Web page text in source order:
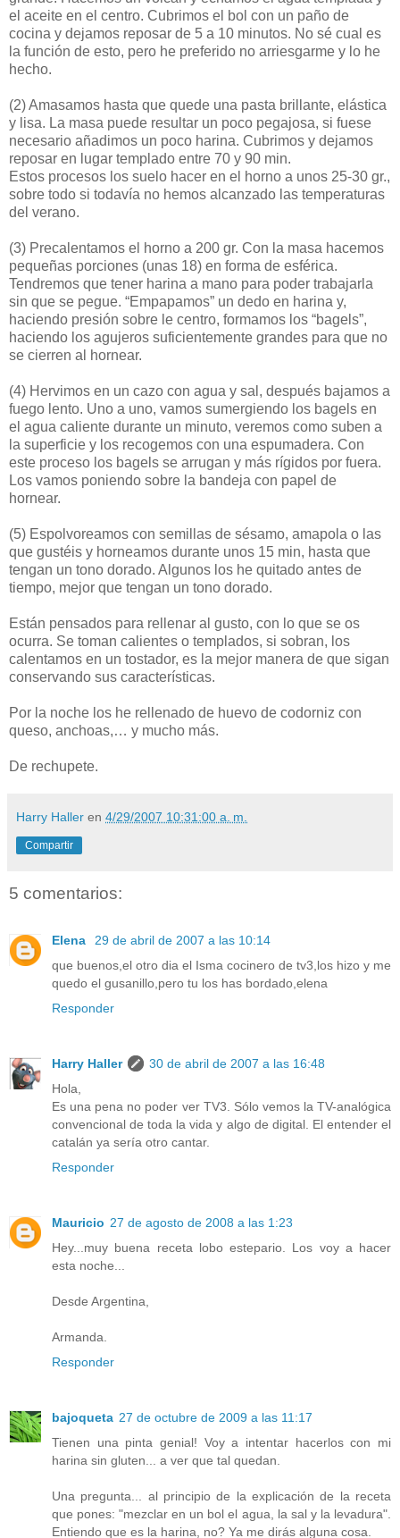
el aceite en el centro. Cubrimos el bol con un paño de
cocina y dejamos reposar de 5 a 10 minutos. No sé cual es
la función de esto, pero he preferido no arriesgarme y lo he
hecho.
(2)Amasamos hasta que quede una pasta brillante, elástica
y lisa. La masa puede resultar un poco pegajosa, si fuese
necesario añadimos un poco harina. Cubrimos y dejamos
reposar en lugar templado entre 70 y 90 min.
Estos procesos los suelo hacer en el horno a unos 25-30 gr.,
sobre todo si todavía no hemos alcanzado las temperaturas
del verano.
(3) Precalentamos el horno a 200 gr. Con la masa hacemos
pequeñas porciones (unas 18) en forma de esférica.
Tendremos que tener harina a mano para poder trabajarla
sin que se pegue. “Empapamos” un dedo en harina y,
haciendo presión sobre le centro, formamos los “bagels”,
haciendo los agujeros suficientemente grandes para que no
se cierren al hornear.
(4) Hervimos en un cazo con agua y sal, después bajamos a
fuego lento. Uno a uno, vamos sumergiendo los bagels en
el agua caliente durante un minuto, veremos como suben a
la superficie y los recogemos con una espumadera. Con
este proceso los bagels se arrugan y más rígidos por fuera.
Los vamos poniendo sobre la bandeja con papel de
hornear.
(5) Espolvoreamos con semillas de sésamo, amapola o las
que gustéis y horneamos durante unos 15 min, hasta que
tengan un tono dorado. Algunos los he quitado antes de
tiempo, mejor que tengan un tono dorado.
Están pensados para rellenar al gusto, con lo que se os
ocurra. Se toman calientes o templados, si sobran, los
calentamos en un tostador, es la mejor manera de que sigan
conservando sus características.
Por la noche los he rellenado de huevo de codorniz con
queso, anchoas,… y mucho más.
De rechupete.
Harry Haller en 4/29/2007 10:31:00 a. m.
Compartir
5 comentarios:
Elena
29 de abril de 2007 a las 10:14
que buenos,el otro dia el Isma cocinero de tv3,los hizo y me
quedo el gusanillo,pero tu los has bordado,elena
Responder
Harry Haller
30 de abril de 2007 a las 16:48
Hola,
Es una pena no poder ver TV3. Sólo vemos la TV-analógica
convencional de toda la vida y algo de digital. El entender el
catalán ya sería otro cantar.
Responder
Mauricio 27 de agosto de 2008 a las 1:23
Hey...muy buena receta lobo estepario. Los voy a hacer
esta noche...
Desde Argentina,
Armanda.
Responder
bajoqueta 27 de octubre de 2009 a las 11:17
Tienen una pinta genial! Voy a intentar hacerlos con mi
harina sin gluten... a ver que tal quedan.
Una pregunta... al principio de la explicación de la receta
que pones: "mezclar en un bol el agua, la sal y la levadura".
Entiendo que es la harina, no? Ya me dirás alguna cosa.